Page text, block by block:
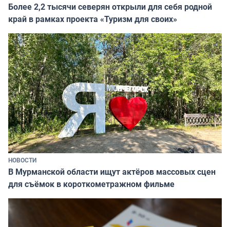
Более 2,2 тысячи северян открыли для себя родной
край в рамках проекта «Туризм для своих»
НОВОСТИ
В Мурманской области ищут актёров массовых сцен
для съёмок в короткометражном фильме